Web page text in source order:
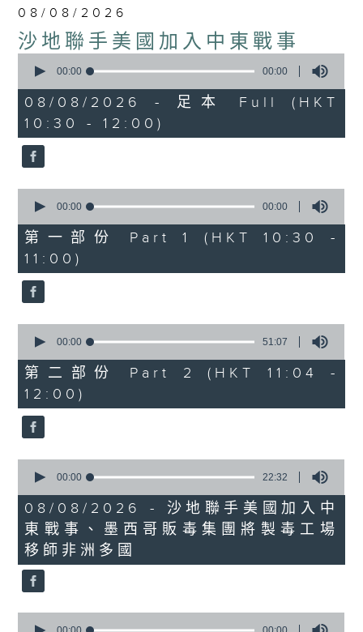
08/08/2026
沙地聯手美國加入中東戰事
seconds
0
seconds
00:00 00:00
08/08/2026 - 足本 Full (HKT
10:30 - 12:00)
seconds
0
seconds
00:00 00:00
第一部份 Part 1 (HKT 10:30 -
11:00)
seconds
51
minutes,
7
seconds
00:00 51:07
第二部份 Part 2 (HKT 11:04 -
12:00)
seconds
22
minutes,
32
seconds
00:00 22:32
08/08/2026 - 沙地聯手美國加入中
東戰事、墨西哥販毒集團將製毒工場
移師非洲多國